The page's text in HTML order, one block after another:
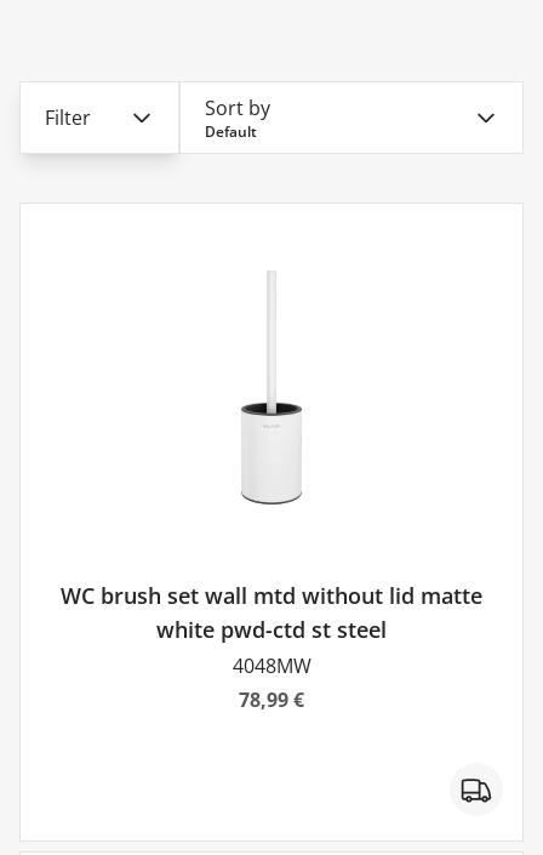
Filter Sort by
Default
WC brush set wall mtd without lid matte
white pwd-ctd st steel
4048MW
78,99 €